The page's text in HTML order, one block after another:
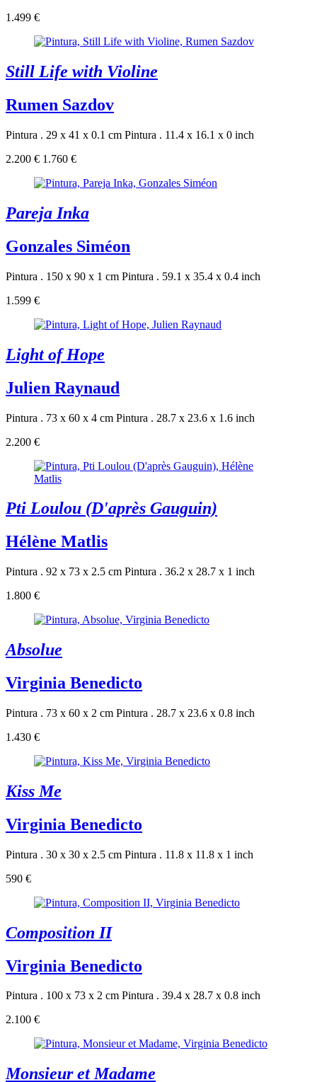
1.499 €
Still Life with Violine
Rumen Sazdov
Pintura . 29 x 41 x 0.1 cm Pintura . 11.4 x 16.1 x 0 inch
2.200 € 1.760 €
Pareja Inka
Gonzales Siméon
Pintura . 150 x 90 x 1 cm Pintura . 59.1 x 35.4 x 0.4 inch
1.599 €
Light of Hope
Julien Raynaud
Pintura . 73 x 60 x 4 cm Pintura . 28.7 x 23.6 x 1.6 inch
2.200 €
Pti Loulou (D'après Gauguin)
Hélène Matlis
Pintura . 92 x 73 x 2.5 cm Pintura . 36.2 x 28.7 x 1 inch
1.800 €
Absolue
Virginia Benedicto
Pintura . 73 x 60 x 2 cm Pintura . 28.7 x 23.6 x 0.8 inch
1.430 €
Kiss Me
Virginia Benedicto
Pintura . 30 x 30 x 2.5 cm Pintura . 11.8 x 11.8 x 1 inch
590 €
Composition II
Virginia Benedicto
Pintura . 100 x 73 x 2 cm Pintura . 39.4 x 28.7 x 0.8 inch
2.100 €
Monsieur et Madame